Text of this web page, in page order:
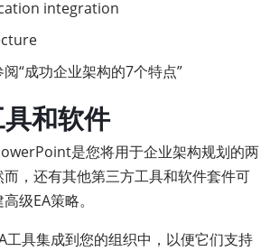
integration
“成功企业架构的7个特点”
和软件
是您将用于企业架构规划的两
，还有其他第三方工具和软件套件可
级EA策略。
工具集成到您的组织中，以便它们支持